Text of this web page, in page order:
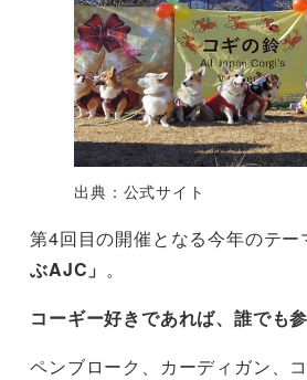
出典：公式サイト
第4回目の開催となる今年のテー
ぶAJC」 。
コーギー好きであれば、誰でも
ペンブローク、カーディガン、